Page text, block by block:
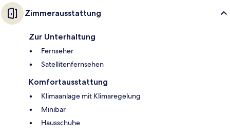
Zimmerausstattung
Zur Unterhaltung
Fernseher
Satellitenfernsehen
Komfortausstattung
Klimaanlage mit Klimaregelung
Minibar
Hausschuhe